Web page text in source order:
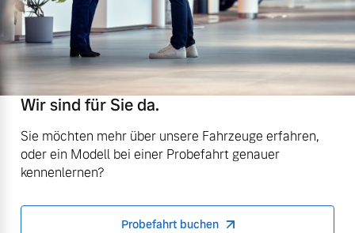
Wir sind für Sie da.
Sie möchten mehr über unsere Fahrzeuge erfahren,
oder ein Modell bei einer Probefahrt genauer
kennenlernen?
Probefahrt buchen